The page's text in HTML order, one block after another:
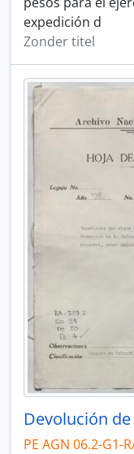
expedición d
Zonder titel
Devolución
PE AGN 06.2-G1-